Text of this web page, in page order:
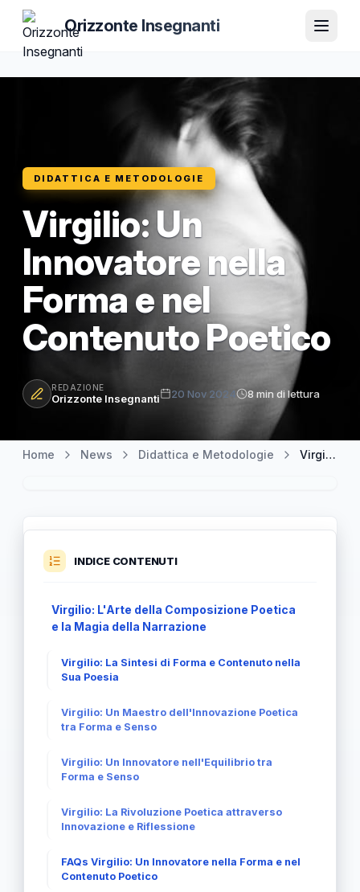
Orizzonte Insegnanti
DIDATTICA E METODOLOGIE
Virgilio: Un
Innovatore nella
Forma e nel
Contenuto Poetico
REDAZIONE
Orizzonte Insegnanti 20 Nov 2024 8 min di lettura
Home News Didattica e Metodologie Virgilio: Un Innovatore nella Forma e nel Contenuto Poetico
INDICE CONTENUTI
Virgilio: L'Arte della Composizione Poetica
e la Magia della Narrazione
Virgilio: La Sintesi di Forma e Contenuto nella
Sua Poesia
Virgilio: Un Maestro dell'Innovazione Poetica
tra Forma e Senso
Virgilio: Un Innovatore nell'Equilibrio tra
Forma e Senso
Virgilio: La Rivoluzione Poetica attraverso
Innovazione e Riflessione
FAQs Virgilio: Un Innovatore nella Forma e nel
Contenuto Poetico